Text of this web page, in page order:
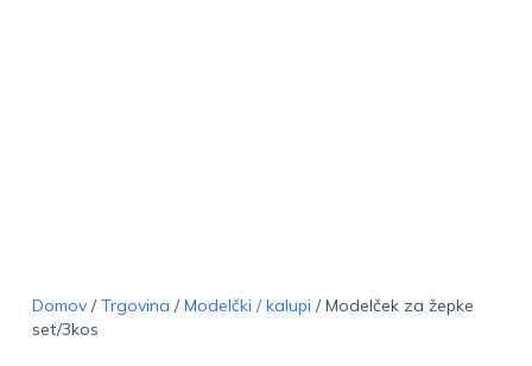
Domov/Trgovina /Modelčki / kalupi / Modelček za žepke
set/3kos